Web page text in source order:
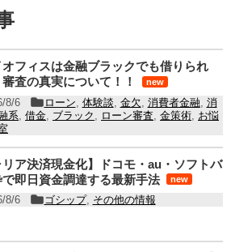
オフィスは金融ブラックでも借りられ
査の真実について！！
new
8/6 ローン 体験談 金欠 消費者金融 消
系
借金 ブラック ローン審査 金策術 お悩
リア決済現金化】ドコモ・au・ソフトバ
で即日資金調達する最新手法
new
8/6 ゴシップ, その他の情報